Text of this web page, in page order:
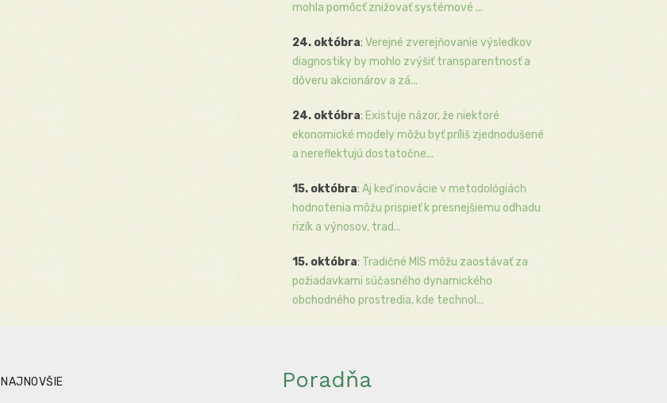
mohla pomôcť znižovať systémové ...
24. októbra: Verejné zverejňovanie výsledkov
diagnostiky by mohlo zvýšiť transparentnosť a
dôveru akcionárov a zá...
24. októbra: Existuje názor, že niektoré
ekonomické modely môžu byť príliš zjednodušené
a nereflektujú dostatočne...
15. októbra: Aj keď inovácie v metodológiách
hodnotenia môžu prispieť k presnejšiemu odhadu
rizík a výnosov, trad...
15. októbra: Tradičné MIS môžu zaostávať za
požiadavkami súčasného dynamického
obchodného prostredia, kde technol...
NAJNOVŠIE Poradňa